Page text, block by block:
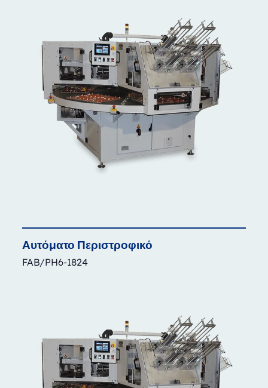
Αυτόματο Περιστροφικό
FAB/PH6-1824